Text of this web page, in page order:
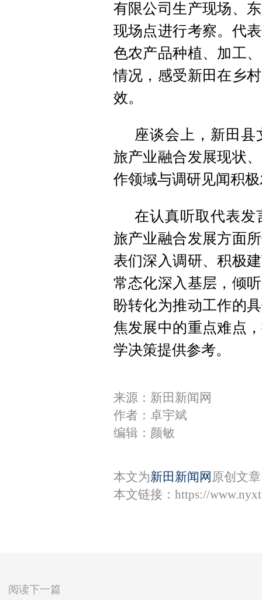
有限公司生产现场、
现场点进行考察。代
色农产品种植、加工
情况，感受新田在乡
效。
座谈会上，新田
旅产业融合发展现状
作领域与调研见闻积
在认真听取代表发
旅产业融合发展方面
表们深入调研、积极
常态化深入基层，倾
盼转化为推动工作的
焦发展中的重点难点
学决策提供参考。
来源：新田新闻网
作者：卓宇斌
编辑：颜敏
本文为新田新闻网 原创文
本文链接： https://
阅读下一篇